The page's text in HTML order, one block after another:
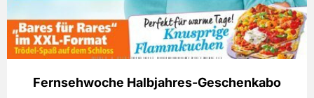
Fernsehwoche Halbjahres-Geschenkabo